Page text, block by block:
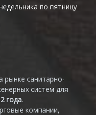
по пятницу
рынке санитарно-
систем для
года.
компании,